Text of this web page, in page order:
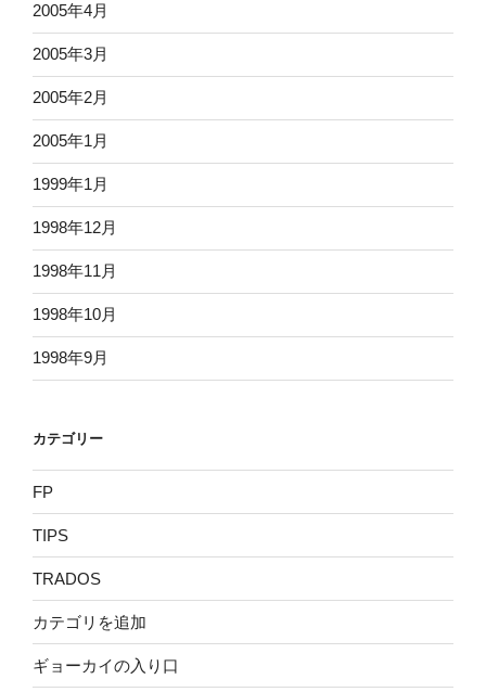
2005年4月
2005年3月
2005年2月
2005年1月
1999年1月
1998年12月
1998年11月
1998年10月
1998年9月
カテゴリー
FP
TIPS
TRADOS
カテゴリを追加
ギョーカイの入り口